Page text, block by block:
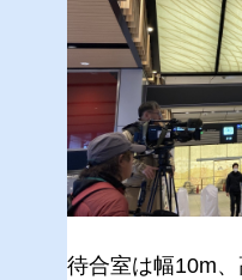
待合室は幅10m